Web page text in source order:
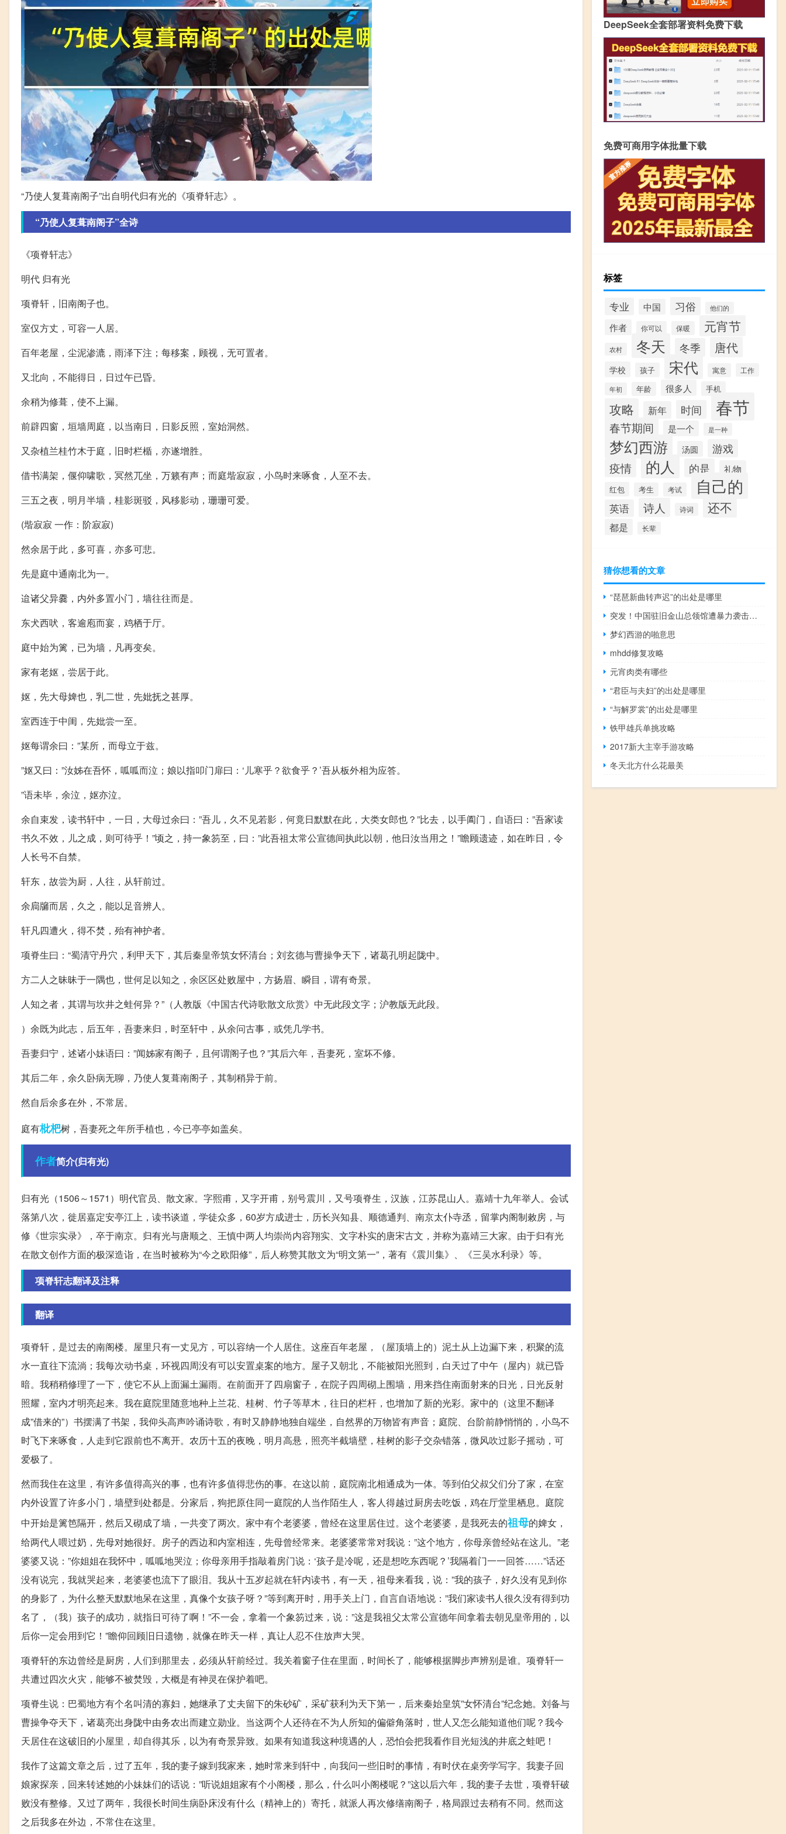
“乃使人复葺南阁子”出自明代归有光的《项脊轩志》。
“乃使人复葺南阁子”全诗
《项脊轩志》
明代 归有光
项脊轩，旧南阁子也。
室仅方丈，可容一人居。
百年老屋，尘泥渗漉，雨泽下注；每移案，顾视，无可置者。
又北向，不能得日，日过午已昏。
余稍为修葺，使不上漏。
前辟四窗，垣墙周庭，以当南日，日影反照，室始洞然。
又杂植兰桂竹木于庭，旧时栏楯，亦遂增胜。
借书满架，偃仰啸歌，冥然兀坐，万籁有声；而庭堦寂寂，小鸟时来啄食，人至不去。
三五之夜，明月半墙，桂影斑驳，风移影动，珊珊可爱。
(堦寂寂 一作：阶寂寂)
然余居于此，多可喜，亦多可悲。
先是庭中通南北为一。
迨诸父异爨，内外多置小门，墙往往而是。
东犬西吠，客逾庖而宴，鸡栖于厅。
庭中始为篱，已为墙，凡再变矣。
家有老妪，尝居于此。
妪，先大母婢也，乳二世，先妣抚之甚厚。
室西连于中闺，先妣尝一至。
妪每谓余曰：”某所，而母立于兹。
”妪又曰：”汝姊在吾怀，呱呱而泣；娘以指叩门扉曰：‘儿寒乎？欲食乎？’吾从板外相为应答。
”语未毕，余泣，妪亦泣。
余自束发，读书轩中，一日，大母过余曰：”吾儿，久不见若影，何竟日默默在此，大类女郎也？”比去，以手阖门，自语曰：”吾家读
书久不效，儿之成，则可待乎！”顷之，持一象笏至，曰：”此吾祖太常公宣德间执此以朝，他日汝当用之！”瞻顾遗迹，如在昨日，令
人长号不自禁。
轩东，故尝为厨，人往，从轩前过。
余扃牖而居，久之，能以足音辨人。
轩凡四遭火，得不焚，殆有神护者。
项脊生曰：“蜀清守丹穴，利甲天下，其后秦皇帝筑女怀清台；刘玄德与曹操争天下，诸葛孔明起陇中。
方二人之昧昧于一隅也，世何足以知之，余区区处败屋中，方扬眉、瞬目，谓有奇景。
人知之者，其谓与坎井之蛙何异？”（人教版《中国古代诗歌散文欣赏》中无此段文字；沪教版无此段。
）余既为此志，后五年，吾妻来归，时至轩中，从余问古事，或凭几学书。
吾妻归宁，述诸小妹语曰：”闻姊家有阁子，且何谓阁子也？”其后六年，吾妻死，室坏不修。
其后二年，余久卧病无聊，乃使人复葺南阁子，其制稍异于前。
然自后余多在外，不常居。
庭有枇杷树，吾妻死之年所手植也，今已亭亭如盖矣。
作者简介(归有光)
归有光（1506～1571）明代官员、散文家。字熙甫，又字开甫，别号震川，又号项脊生，汉族，江苏昆山人。嘉靖十九年举人。会试
落第八次，徙居嘉定安亭江上，读书谈道，学徒众多，60岁方成进士，历长兴知县、顺德通判、南京太仆寺丞，留掌内阁制敕房，与
修《世宗实录》，卒于南京。归有光与唐顺之、王慎中两人均崇尚内容翔实、文字朴实的唐宋古文，并称为嘉靖三大家。由于归有光
在散文创作方面的极深造诣，在当时被称为“今之欧阳修”，后人称赞其散文为“明文第一”，著有《震川集》、《三吴水利录》等。
项脊轩志翻译及注释
翻译
项脊轩，是过去的南阁楼。屋里只有一丈见方，可以容纳一个人居住。这座百年老屋，（屋顶墙上的）泥土从上边漏下来，积聚的流
水一直往下流淌；我每次动书桌，环视四周没有可以安置桌案的地方。屋子又朝北，不能被阳光照到，白天过了中午（屋内）就已昏
暗。我稍稍修理了一下，使它不从上面漏土漏雨。在前面开了四扇窗子，在院子四周砌上围墙，用来挡住南面射来的日光，日光反射
照耀，室内才明亮起来。我在庭院里随意地种上兰花、桂树、竹子等草木，往日的栏杆，也增加了新的光彩。家中的（这里不翻译
成”借来的”）书摆满了书架，我仰头高声吟诵诗歌，有时又静静地独自端坐，自然界的万物皆有声音；庭院、台阶前静悄悄的，小鸟不
时飞下来啄食，人走到它跟前也不离开。农历十五的夜晚，明月高悬，照亮半截墙壁，桂树的影子交杂错落，微风吹过影子摇动，可
爱极了。
然而我住在这里，有许多值得高兴的事，也有许多值得悲伤的事。在这以前，庭院南北相通成为一体。等到伯父叔父们分了家，在室
内外设置了许多小门，墙壁到处都是。分家后，狗把原住同一庭院的人当作陌生人，客人得越过厨房去吃饭，鸡在厅堂里栖息。庭院
中开始是篱笆隔开，然后又砌成了墙，一共变了两次。家中有个老婆婆，曾经在这里居住过。这个老婆婆，是我死去的祖母的婢女，
给两代人喂过奶，先母对她很好。房子的西边和内室相连，先母曾经常来。老婆婆常常对我说：”这个地方，你母亲曾经站在这儿。”老
婆婆又说：”你姐姐在我怀中，呱呱地哭泣；你母亲用手指敲着房门说：‘孩子是冷呢，还是想吃东西呢？’我隔着门一一回答……”话还
没有说完，我就哭起来，老婆婆也流下了眼泪。我从十五岁起就在轩内读书，有一天，祖母来看我，说：”我的孩子，好久没有见到你
的身影了，为什么整天默默地呆在这里，真像个女孩子呀？”等到离开时，用手关上门，自言自语地说：”我们家读书人很久没有得到功
名了，（我）孩子的成功，就指日可待了啊！”不一会，拿着一个象笏过来，说：”这是我祖父太常公宣德年间拿着去朝见皇帝用的，以
后你一定会用到它！”瞻仰回顾旧日遗物，就像在昨天一样，真让人忍不住放声大哭。
项脊轩的东边曾经是厨房，人们到那里去，必须从轩前经过。我关着窗子住在里面，时间长了，能够根据脚步声辨别是谁。项脊轩一
共遭过四次火灾，能够不被焚毁，大概是有神灵在保护着吧。
项脊生说：巴蜀地方有个名叫清的寡妇，她继承了丈夫留下的朱砂矿，采矿获利为天下第一，后来秦始皇筑”女怀清台”纪念她。刘备与
曹操争夺天下，诸葛亮出身陇中由务农出而建立勋业。当这两个人还待在不为人所知的偏僻角落时，世人又怎么能知道他们呢？我今
天居住在这破旧的小屋里，却自得其乐，以为有奇景异致。如果有知道我这种境遇的人，恐怕会把我看作目光短浅的井底之蛙吧！
我作了这篇文章之后，过了五年，我的妻子嫁到我家来，她时常来到轩中，向我问一些旧时的事情，有时伏在桌旁学写字。我妻子回
娘家探亲，回来转述她的小妹妹们的话说：”听说姐姐家有个小阁楼，那么，什么叫小阁楼呢？”这以后六年，我的妻子去世，项脊轩破
败没有整修。又过了两年，我很长时间生病卧床没有什么（精神上的）寄托，就派人再次修缮南阁子，格局跟过去稍有不同。然而这
之后我多在外边，不常住在这里。
DeepSeek全套部署资料免费下载
免费可商用字体批量下载
标签
专业 中国 习俗 他们的
作者 你可以 保暖 元宵节
农村 冬天 冬季 唐代
学校 孩子 宋代 寓意 工作
年初 年龄 很多人 手机
攻略 新年 时间 春节
春节期间 是一个 是一种
梦幻西游 汤圆 游戏
疫情 的人 的是 礼物
红包 考生 考试 自己的
英语 诗人 诗词 还不
都是 长辈
猜你想看的文章
“琵琶新曲转声迟”的出处是哪里
突发！中国驻旧金山总领馆遭暴力袭击！最新回应→ 到底什么情况呢
梦幻西游的啪意思
mhdd修复攻略
元宵肉类有哪些
“君臣与夫妇”的出处是哪里
“与解罗裳”的出处是哪里
铁甲雄兵单挑攻略
2017新大主宰手游攻略
冬天北方什么花最美